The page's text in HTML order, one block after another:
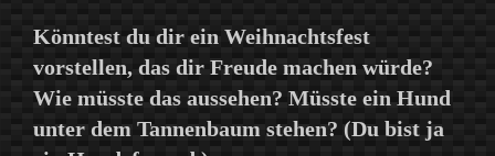
Könntest du dir ein Weihnachtsfest
vorstellen, das dir Freude machen würde?
Wie müsste das aussehen? Müsste ein Hund
unter dem Tannenbaum stehen? (Du bist ja